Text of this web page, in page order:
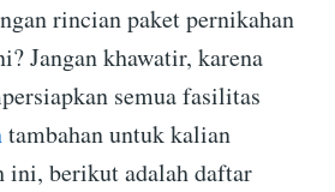
rincian paket pernikahan
Jangan khawatir, karena
semua fasilitas
tambahan untuk kalian
ini, berikut adalah daftar